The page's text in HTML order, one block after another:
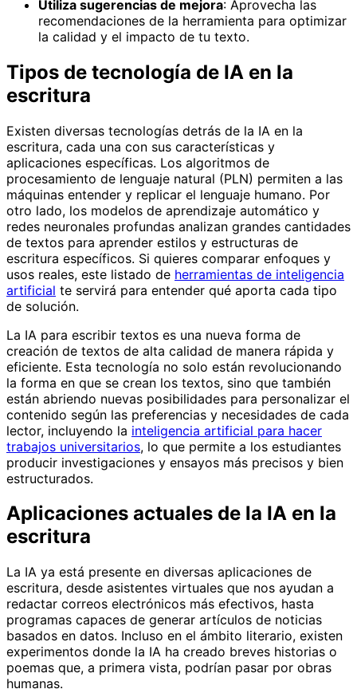
Utiliza sugerencias de mejora: Aprovecha las
recomendaciones de la herramienta para optimizar
la calidad y el impacto de tu texto.
Tipos de tecnología de IA en la
escritura
Existen diversas tecnologías detrás de la IA en la
escritura, cada una con sus características y
aplicaciones específicas. Los algoritmos de
procesamiento de lenguaje natural (PLN) permiten a las
máquinas entender y replicar el lenguaje humano. Por
otro lado, los modelos de aprendizaje automático y
redes neuronales profundas analizan grandes cantidades
de textos para aprender estilos y estructuras de
escritura específicos. Si quieres comparar enfoques y
usos reales, este listado de herramientas de inteligencia
artificial te servirá para entender qué aporta cada tipo
de solución.
La IA para escribir textos es una nueva forma de
creación de textos de alta calidad de manera rápida y
eficiente. Esta tecnología no solo están revolucionando
la forma en que se crean los textos, sino que también
están abriendo nuevas posibilidades para personalizar el
contenido según las preferencias y necesidades de cada
lector, incluyendo la inteligencia artificial para hacer
trabajos universitarios, lo que permite a los estudiantes
producir investigaciones y ensayos más precisos y bien
estructurados.
Aplicaciones actuales de la IA en la
escritura
La IA ya está presente en diversas aplicaciones de
escritura, desde asistentes virtuales que nos ayudan a
redactar correos electrónicos más efectivos, hasta
programas capaces de generar artículos de noticias
basados en datos. Incluso en el ámbito literario, existen
experimentos donde la IA ha creado breves historias o
poemas que, a primera vista, podrían pasar por obras
humanas.